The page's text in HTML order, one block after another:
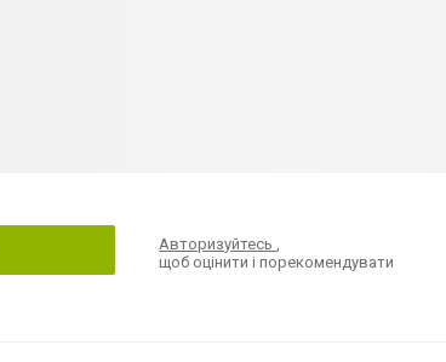
Авторизуйтесь,
щоб оцінити і порекомендувати